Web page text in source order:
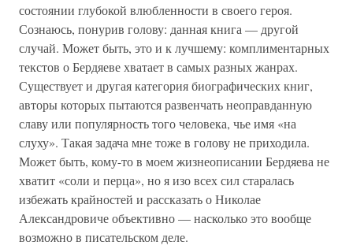
состоянии глубокой влюбленности в своего героя.
Сознаюсь, понурив голову: данная книга — другой
случай. Может быть, это и к лучшему: комплиментарных
текстов о Бердяеве хватает в самых разных жанрах.
Существует и другая категория биографических книг,
авторы которых пытаются развенчать неоправданную
славу или популярность того человека, чье имя «на
слуху». Такая задача мне тоже в голову не приходила.
Может быть, кому-то в моем жизнеописании Бердяева не
хватит «соли и перца», но я изо всех сил старалась
избежать крайностей и рассказать о Николае
Александровиче объективно — насколько это вообще
возможно в писательском деле.